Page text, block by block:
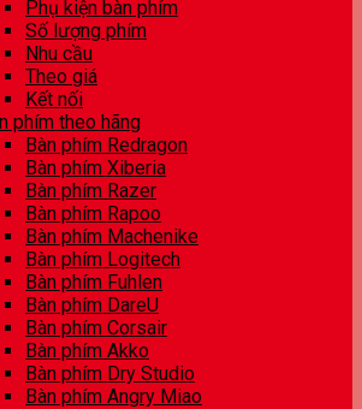
Phụ kiện bàn phím
Số lượng phím
Nhu cầu
Theo giá
Kết nối
phím theo hãng
Bàn phím Redragon
Bàn phím Xiberia
Bàn phím Razer
Bàn phím Rapoo
Bàn phím Machenike
Bàn phím Logitech
Bàn phím Fuhlen
Bàn phím DareU
Bàn phím Corsair
Bàn phím Akko
Bàn phím Dry Studio
Bàn phím Angry Miao